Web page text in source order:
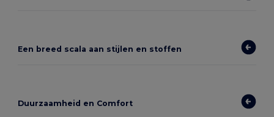
Een breed scala aan stijlen en stoffen
Duurzaamheid en Comfort